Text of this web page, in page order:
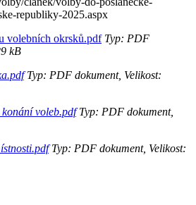
republiky-2025.aspx
volebních okrsků.pdfTyp: PDF
kB
Typ: PDF dokument, Velikost:
voleb.pdfTyp: PDF dokument,
Typ: PDF dokument, Velikost: